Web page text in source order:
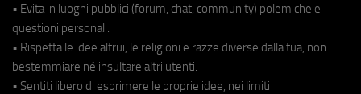
• Evita in luoghi pubblici (forum, chat, community) polemiche e
questioni personali.
• Rispetta le idee altrui, le religioni e razze diverse dalla tua, non
bestemmiare né insultare altri utenti.
• Sentiti libero di esprimere le proprie idee, nei limiti